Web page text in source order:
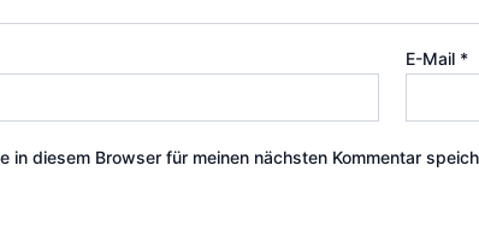
E-Mail *
in diesem Browser für meinen nächsten Kommentar